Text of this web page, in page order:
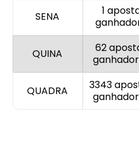
SENA
1
QUINA
62
QUADRA
3343